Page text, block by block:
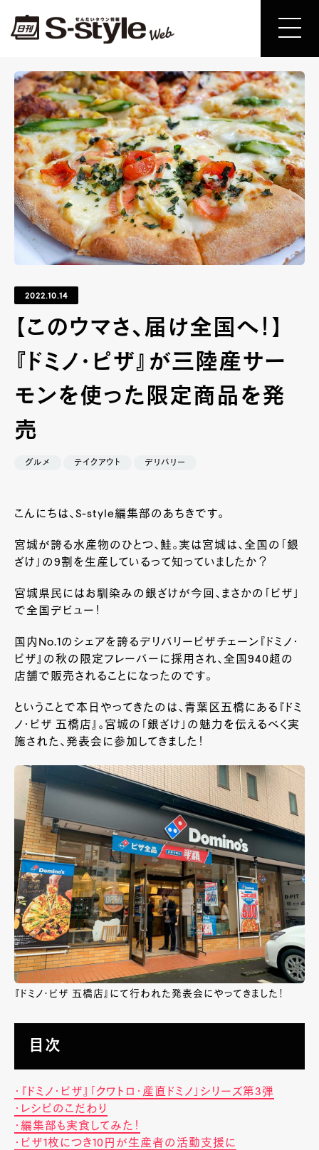
2022.10.14
【このウマさ、届け全国へ！】
『ドミノ・ピザ』が三陸産サー
モンを使った限定商品を発
売
グルメ テイクアウト デリバリー
こんにちは、S-style編集部のあちきです。
宮城が誇る水産物のひとつ、鮭。実は宮城は、全国の「銀
ざけ」の9割を生産しているって知っていましたか？
宮城県民にはお馴染みの銀ざけが今回、まさかの「ピザ」
で全国デビュー！
国内No.1のシェアを誇るデリバリーピザチェーン『ドミノ・
ピザ』の秋の限定フレーバーに採用され、全国940超の
店舗で販売されることになったのです。
ということで本日やってきたのは、青葉区五橋にある『ドミ
ノ・ピザ 五橋店』。宮城の「銀ざけ」の魅力を伝えるべく実
施された、発表会に参加してきました！
『ドミノ・ピザ 五橋店』にて行われた発表会にやってきました！
目次
・『ドミノ・ピザ』「クワトロ・産直ドミノ」シリーズ第3弾
・レシピのこだわり
・編集部も実食してみた！
・ピザ1枚につき10円が生産者の活動支援に